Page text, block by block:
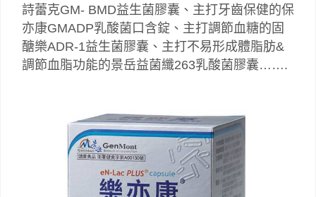
詩蕾克GM- BMD益生菌膠囊、主打牙齒保健的保
亦康GMADP乳酸菌口含錠、主打調節血糖的固
醣樂ADR-1益生菌膠囊、主打不易形成體脂肪&
調節血脂功能的景岳益菌纖263乳酸菌膠囊…….